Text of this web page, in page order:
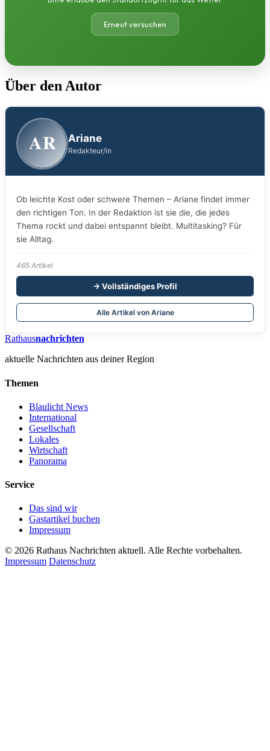
Erneut versuchen
Über den Autor
AR Ariane
Redakteur/in
Ob leichte Kost oder schwere Themen – Ariane findet immer
den richtigen Ton. In der Redaktion ist sie die, die jedes
Thema rockt und dabei entspannt bleibt. Multitasking? Für
sie Alltag.
465 Artikel
→ Vollständiges Profil
Alle Artikel von Ariane
Rathausnachrichten
aktuelle Nachrichten aus deiner Region
Themen
Blaulicht News
International
Gesellschaft
Lokales
Wirtschaft
Panorama
Service
Das sind wir
Gastartikel buchen
Impressum
© 2026 Rathaus Nachrichten aktuell. Alle Rechte vorbehalten.
Impressum Datenschutz